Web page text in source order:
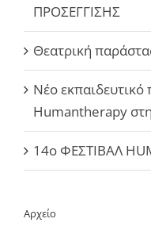
ΠΡΟΣΕΓΓΙΣΗΣ
Θεατρική
Νέο
Humantherapy
14ο ΦΕΣΤΙΒΑΛ
Αρχείο